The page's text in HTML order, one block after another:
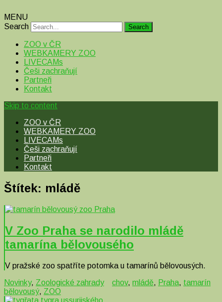
MENU
Search
ZOO v ČR
WEBKAMERY ZOO
LIVECAMs
Češi zachraňují
Partneři
Kontakt
Skip to content
ZOO v ČR
WEBKAMERY ZOO
LIVECAMs
Češi zachraňují
Partneři
Kontakt
Štítek: mládě
V Zoo Praha se narodilo mládě
tamarína bělovousého
V pražské zoo spatříte potomka u tamarínů bělovousých.
Novinky, Zoologické zahrady chov, mládě, Praha, tamarín
bělovousý, ZOO